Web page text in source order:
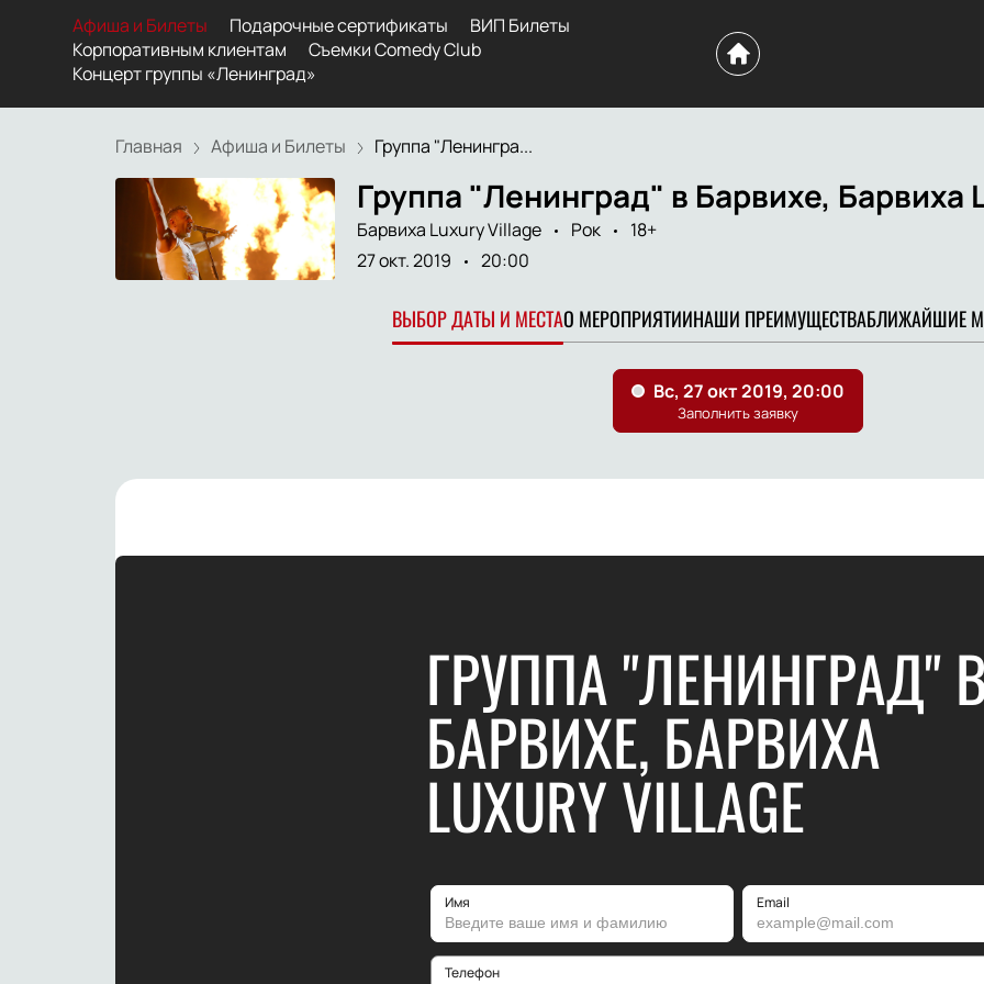
Афиша и Билеты Подарочные сертификаты
ВИП Билеты
Корпоративным клиентам
Съемки Comedy Club
Концерт группы «Ленинград»
Главная Афиша и Билеты Группа "Ленингра...
Группа "Ленинград" в Барвихе, Барвиха
Барвиха Luxury Village Рок
18+
27 окт. 2019
20:00
ВЫБОР ДАТЫ И МЕСТАО МЕРОПРИЯТИИНАШИ ПРЕИМУЩЕСТВАБЛИЖАЙШИЕ
ГРУППА "ЛЕНИНГРАД"
БАРВИХЕ, БАРВИХА
LUXURY VILLAGE
Имя Email
Телефон